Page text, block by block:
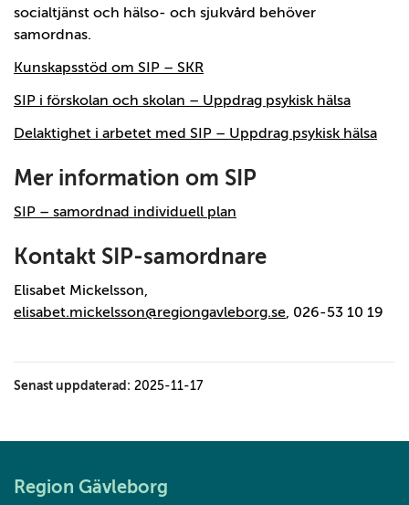
socialtjänst och hälso- och sjukvård behöver
samordnas.
Kunskapsstöd om SIP – SKR
SIP i förskolan och skolan – Uppdrag psykisk hälsa
Delaktighet i arbetet med SIP – Uppdrag psykisk hälsa
Mer information om SIP
SIP – samordnad individuell plan
Kontakt SIP-samordnare
Elisabet Mickelsson,
elisabet.mickelsson@regiongavleborg.se, 026-53 10 19
Senast uppdaterad: 2025-11-17
Region Gävleborg